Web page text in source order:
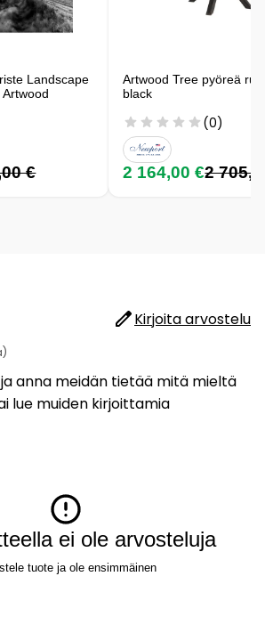
Landscape
€
Artwood Tree pyöreä
black
(0)
2 164,00 €2
Kirjoita arvostelu
anna meidän tietää mitä mieltä
lue muiden kirjoittamia
ei ole arvosteluja
tuote ja ole ensimmäinen